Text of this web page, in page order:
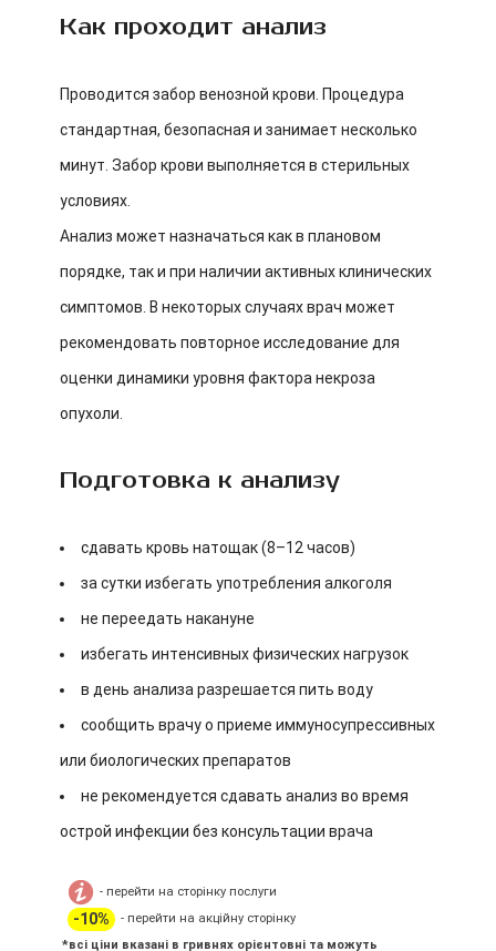
Как проходит анализ
Проводится забор венозной крови. Процедура
стандартная, безопасная и занимает несколько
минут. Забор крови выполняется в стерильных
условиях.
Анализ может назначаться как в плановом
порядке, так и при наличии активных клинических
симптомов. В некоторых случаях врач может
рекомендовать повторное исследование для
оценки динамики уровня фактора некроза
опухоли.
Подготовка к анализу
сдавать кровь натощак (8–12 часов)
за сутки избегать употребления алкоголя
не переедать накануне
избегать интенсивных физических нагрузок
в день анализа разрешается пить воду
сообщить врачу о приеме иммуносупрессивных
или биологических препаратов
не рекомендуется сдавать анализ во время
острой инфекции без консультации врача
- перейти на сторінку послуги
-10%
- перейти на акційну сторінку
*всі ціни вказані в гривнях орієнтовні та можуть